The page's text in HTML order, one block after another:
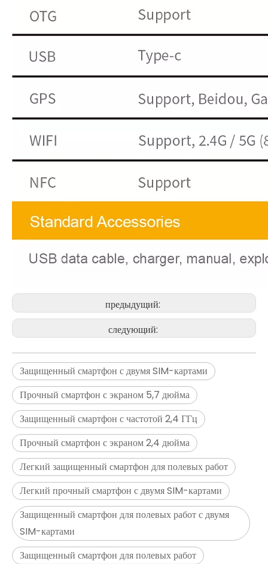
предыдущий:
следующий:
Защищенный смартфон с двумя SIM-картами
Прочный смартфон с экраном 5,7 дюйма
Защищенный смартфон с частотой 2,4 ГГц
Прочный смартфон с экраном 2,4 дюйма
Легкий защищенный смартфон для полевых работ
Легкий прочный смартфон с двумя SIM-картами
Защищенный смартфон для полевых работ с двумя
SIM-картами
Защищенный смартфон для полевых работ
Алоха_5G PRO Бывший планшет09
$0
$0 $0
Алоха_5G PRO
$0
Бывший планшет09
$0